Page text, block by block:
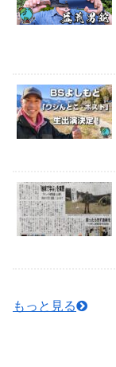
もっと見る